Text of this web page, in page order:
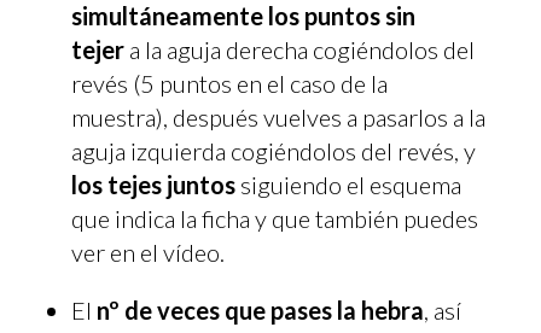
simultáneamente los puntos sin
tejera la aguja derecha cogiéndolos del
revés (5 puntos en el caso de la
muestra), después vuelves a pasarlos a la
aguja izquierda cogiéndolos del revés, y
los tejes juntossiguiendo el esquema
que indica la ficha y que también puedes
ver en el vídeo.
El nº de veces que pases la hebra, así